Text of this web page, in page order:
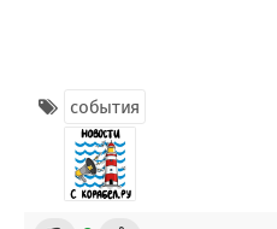
события